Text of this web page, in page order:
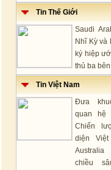
Tin Thế Giới
Saudi
Nhĩ Kỳ và
ký hiệp
thủ ba bên
Tin Việt Nam
Đưa
quan hệ
Chiến
diện
chiều